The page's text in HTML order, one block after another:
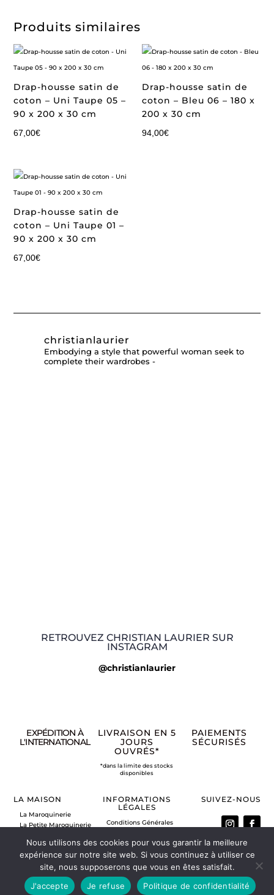
Produits similaires
Drap-housse satin de
coton – Uni Taupe 05 –
90 x 200 x 30 cm
67,00€
Drap-housse satin de
coton – Bleu 06 – 180 x
200 x 30 cm
94,00€
Drap-housse satin de
coton – Uni Taupe 01 –
90 x 200 x 30 cm
67,00€
christianlaurier
Embodying a style that powerful woman seek to
complete their wardrobes -
RETROUVEZ CHRISTIAN LAURIER SUR
INSTAGRAM
@christianlaurier
EXPÉDITION À
L'INTERNATIONAL
LIVRAISON EN 5
JOURS
OUVRÉS*
*dans la limite des stocks
disponibles
PAIEMENTS
SÉCURISÉS
LA MAISON
La Maroquinerie
La Petite Maroquinerie
Nous contacter
INFORMATIONS
LÉGALES
Conditions Générales
Mentions légales
Politique de retour
Vos commandes
Mon compte
SUIVEZ-NOUS
Nous utilisons des cookies pour vous garantir la meilleure
expérience sur notre site web. Si vous continuez à utiliser ce
site, nous supposerons que vous en êtes satisfait.
J'accepte
Je refuse Politique de confidentialité